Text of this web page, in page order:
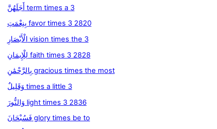
أَجَلَهُنَّ term times a 3
بِنِعْمَتِ favor times 3 2820
الْأَبْصَارِ vision times the 3
لِلْإِيمَانِ faith times 3 2828
بِالرَّحْمَٰنِ gracious times the most
وَقَلِيلٌ times a little 3
وَالنُّورَ light times 3 2836
فَسُبْحَانَ glory times be to